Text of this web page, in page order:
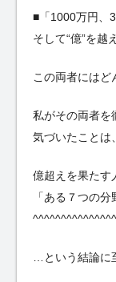
■「1000万円、
そして“億”を越
この両者にはど
私がその両者を
気づいたことは、
億超えを果たす
「ある７つの
…という結論に